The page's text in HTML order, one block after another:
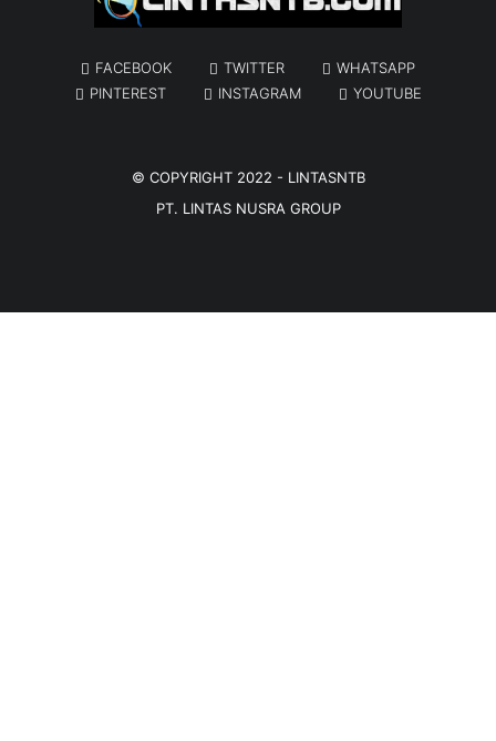
FACEBOOK TWITTER
WHATSAPP
PINTEREST
INSTAGRAM YOUTUBE
© COPYRIGHT 2022 - LINTASNTB
PT. LINTAS NUSRA GROUP